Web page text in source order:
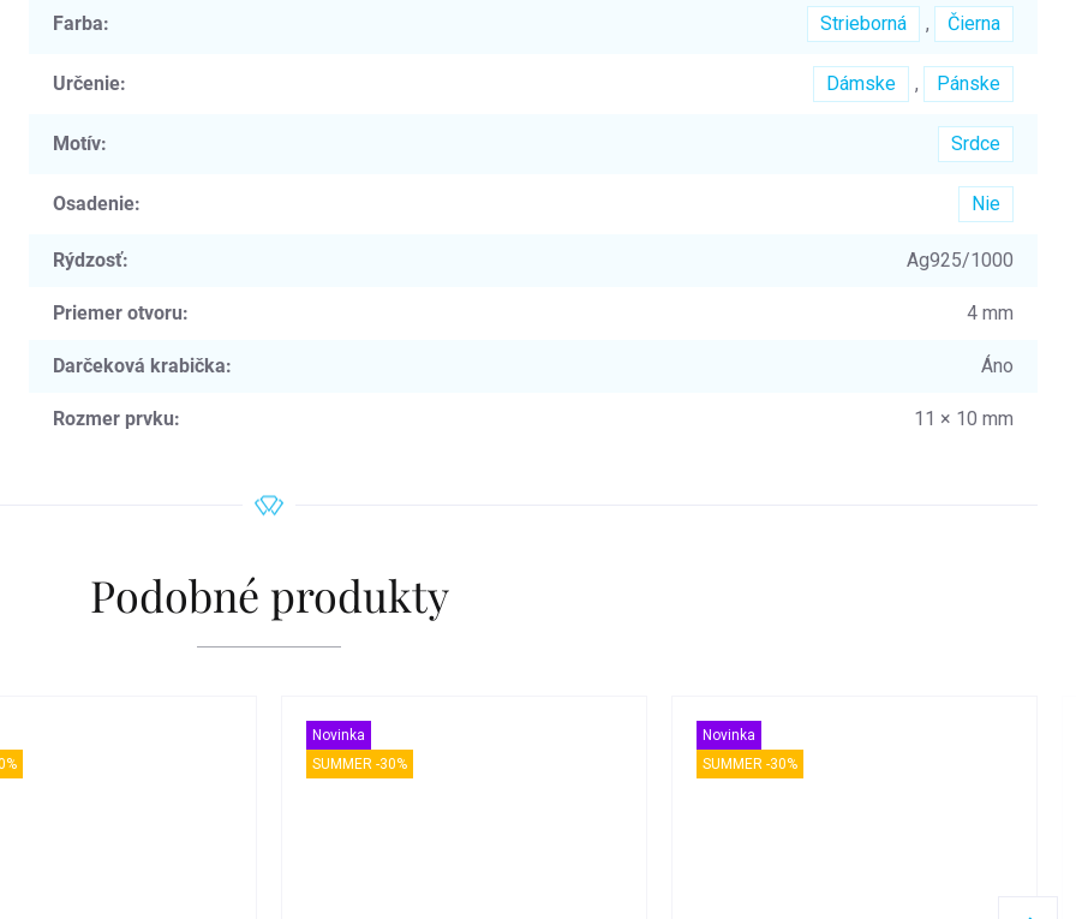
Farba: Strieborná , Čierna
Určenie: Dámske , Pánske
Motív: Srdce
Osadenie: Nie
Rýdzosť: Ag925/1000
Priemer otvoru: 4 mm
Darčeková krabička: Áno
Rozmer prvku: 11 × 10 mm
Podobné produkty
Novinka
SUMMER -30%
Novinka
SUMMER -30%